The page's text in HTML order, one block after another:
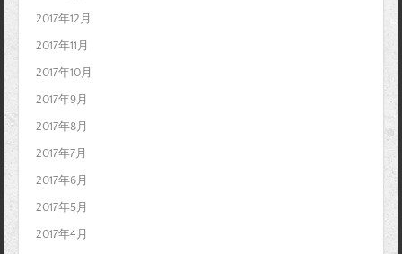
2017年12月
2017年11月
2017年10月
2017年9月
2017年8月
2017年7月
2017年6月
2017年5月
2017年4月